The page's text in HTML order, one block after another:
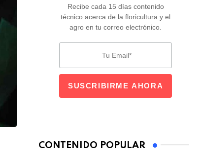
Recibe cada 15 días contenido
técnico acerca de la floricultura y el
agro en tu correo electrónico.
CONTENIDO POPULAR